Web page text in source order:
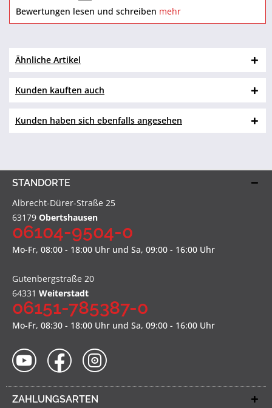
Bewertungen lesen und schreiben mehr
Ähnliche Artikel
Kunden kauften auch
Kunden haben sich ebenfalls angesehen
STANDORTE
Albrecht-Dürer-Straße 25
63179 Obertshausen
06104-9504-0
Mo-Fr, 08:00 - 18:00 Uhr und Sa, 09:00 - 16:00 Uhr
Gutenbergstraße 20
64331 Weiterstadt
06151-785387-0
Mo-Fr, 08:30 - 18:00 Uhr und Sa, 09:00 - 16:00 Uhr
ZAHLUNGSARTEN